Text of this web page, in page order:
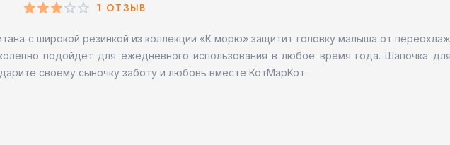
1 ОТЗЫВ
с широкой резинкой из коллекции «К морю» защитит головку малыша от
подойдет для ежедневного использования в любое время года. Шапочка
своему сыночку заботу и любовь вместе КотМарКот.